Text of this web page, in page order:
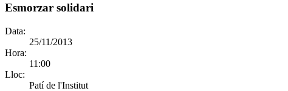
Esmorzar solidari
Data:
25/11/2013
Hora:
11:00
Lloc:
Patí de l'Institut